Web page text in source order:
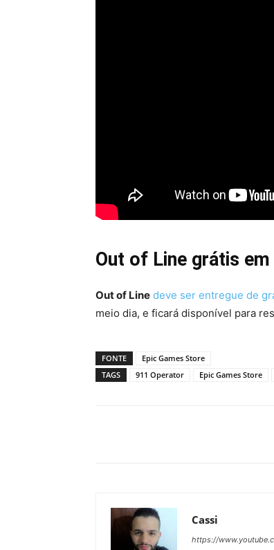
Out of Line grátis
Out of Line deve ser entregue de
meio dia, e ficará disponível para
FONTE
Epic Games Store
TAGS
911 Operator Epic Games Store
Cassi
https://